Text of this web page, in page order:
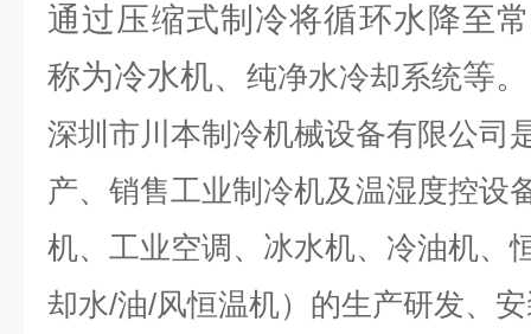
通过压缩式制冷将循环水降至
称为冷水机、 纯净水冷却系统等。
深圳市川本制冷机械设备有限公司
产、销售工业制冷机及温湿度控设
机、工业空调、冰水机、冷油机、
却水/油/风恒温机）的生产研发、